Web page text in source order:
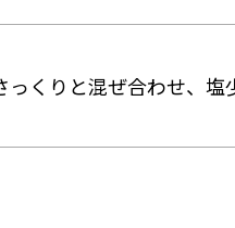
っくりと混ぜ合わせ、塩